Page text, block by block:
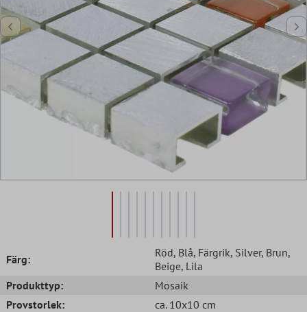
Färg: Röd, Blå, Färgrik, Silver, Brun,
Beige, Lila
Produkttyp:
Mosaik
Provstorlek:
ca. 10x10 cm